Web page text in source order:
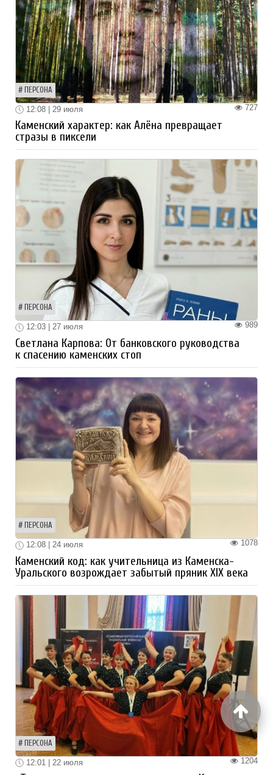
ПЕРСОНА
727
12:08 | 29 июля
Каменский характер: как Алёна превращает
стразы в пиксели
ПЕРСОНА
989
12:03 | 27 июля
Светлана Карпова: От банковского руководства
к спасению каменских стоп
ПЕРСОНА
1078
12:08 | 24 июля
Каменский код: как учительница из Каменска-
Уральского возрождает забытый пряник XIX века
ПЕРСОНА
1204
12:01 | 22 июля